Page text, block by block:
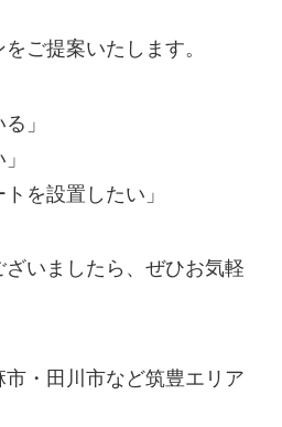
ご提案いたします。
」
を設置したい」
いましたら、ぜひお気軽
・田川市など筑豊エリア